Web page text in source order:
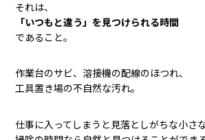
それは、
「いつもと違う」を見つけられる時間
であること。
作業台のサビ、溶接機の配線のほつれ、
工具置き場の不自然な汚れ。
仕事に入ってしまうと見落としがちな小さ